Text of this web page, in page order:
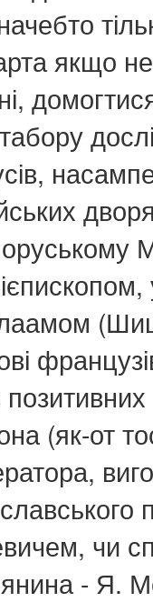
якщо
(як-от
чи
- Я.